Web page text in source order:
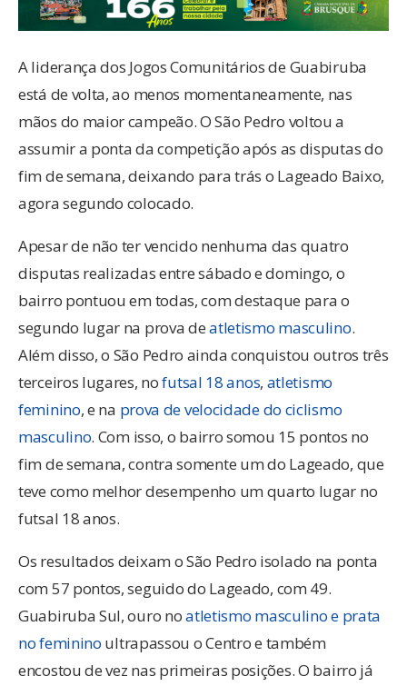
A liderança dos Jogos Comunitários de Guabiruba
está de volta, ao menos momentaneamente, nas
mãos do maior campeão. O São Pedro voltou a
assumir a ponta da competição após as disputas do
fim de semana, deixando para trás o Lageado Baixo,
agora segundo colocado.
Apesar de não ter vencido nenhuma das quatro
disputas realizadas entre sábado e domingo, o
bairro pontuou em todas, com destaque para o
segundo lugar na prova deatletismo masculino.
Além disso, o São Pedro ainda conquistou outros três
terceiros lugares, nofutsal 18 anos, atletismo
feminino, e na prova de velocidade do ciclismo
masculino. Com isso, o bairro somou 15 pontos no
fim de semana, contra somente um do Lageado, que
teve como melhor desempenho um quarto lugar no
futsal 18 anos.
Os resultados deixam o São Pedro isolado na ponta
com 57 pontos, seguido do Lageado, com 49.
Guabiruba Sul, ouro noatletismo masculino e prata
no feminino ultrapassou o Centro e também
encostou de vez nas primeiras posições. O bairro já